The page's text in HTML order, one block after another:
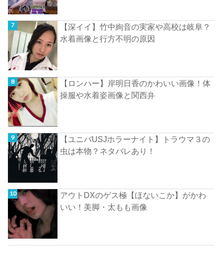
【深イイ】竹中絢音の実家や高校は岐阜？
水着画像と行方不明の原因
【ロンハー】岸明日香のかわいい画像！体
操服や水着姿画像と関西弁
【ユニバUSJホラーナイト】トラウマ３の
虫は本物？ネタバレあり！
アウトDXのゲス極【ほないこか】がかわ
いい！美脚・太もも画像